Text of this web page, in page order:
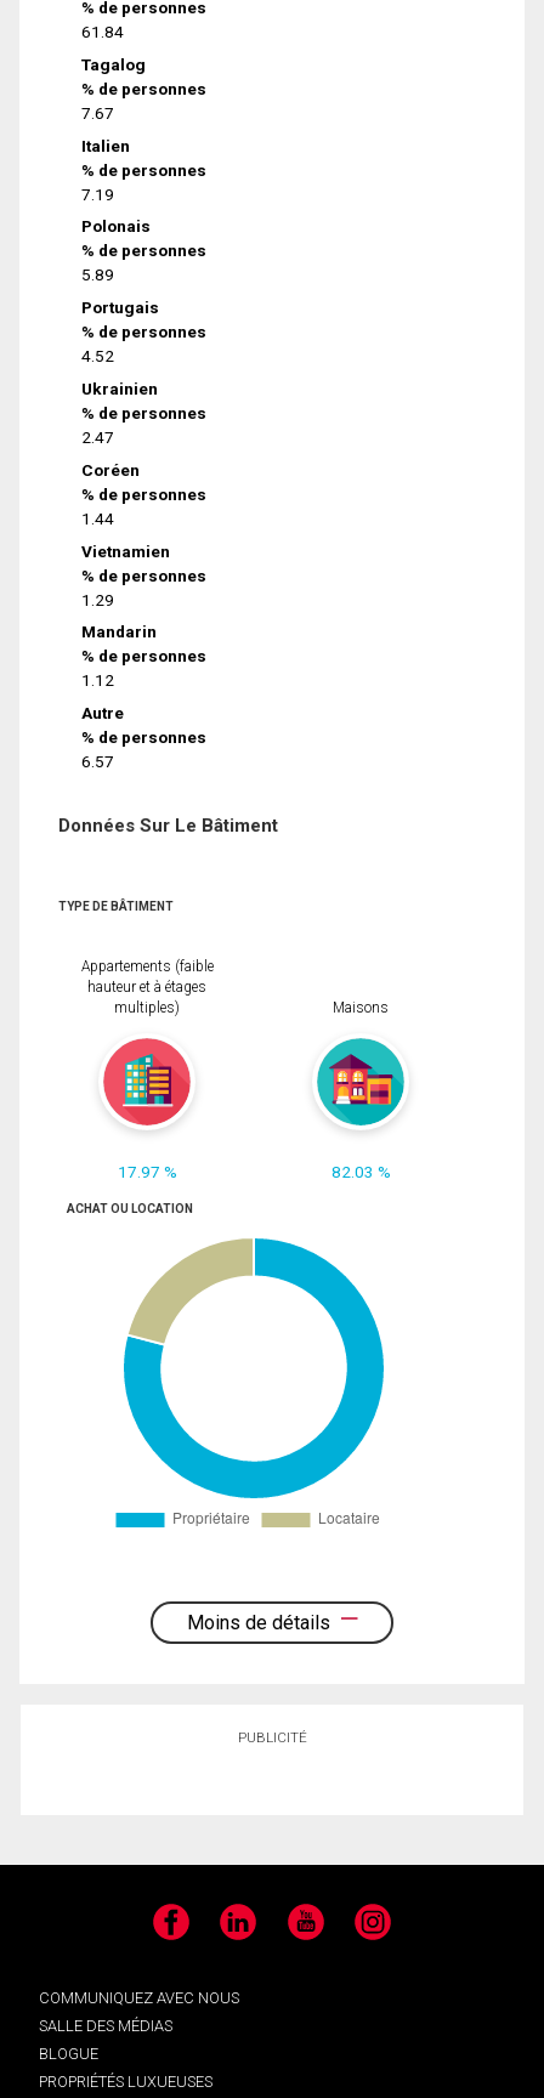
% de personnes
61.84
Tagalog
% de personnes
7.67
Italien
% de personnes
7.19
Polonais
% de personnes
5.89
Portugais
% de personnes
4.52
Ukrainien
% de personnes
2.47
Coréen
% de personnes
1.44
Vietnamien
% de personnes
1.29
Mandarin
% de personnes
1.12
Autre
% de personnes
6.57
Données Sur Le Bâtiment
TYPE DE BÂTIMENT
Appartements (faible
hauteur et à étages
multiples)
17.97 %
Maisons
82.03 %
ACHAT OU LOCATION
Moins de détails
PUBLICITÉ
Facebook LinkedIn YouTube Instagram
COMMUNIQUEZ AVEC NOUS
SALLE DES MÉDIAS
BLOGUE
PROPRIÉTÉS LUXUEUSES